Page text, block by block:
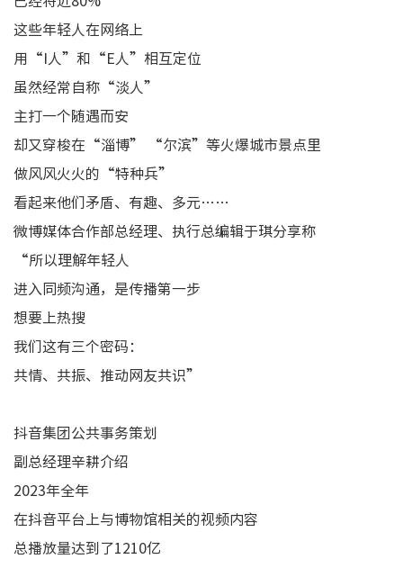
这些年轻人在网络上
用“I人”和“E人”相互定位
虽然经常自称“淡人”
主打一个随遇而安
却又穿梭在“淄博” “尔滨”等火爆城市景点里
做风风火火的“特种兵”
看起来他们矛盾、有趣、多元……
微博媒体合作部总经理、执行总编辑于琪分享称
“所以理解年轻人
进入同频沟通，是传播第一步
想要上热搜
我们这有三个密码：
共情、共振、推动网友共识”
抖音集团公共事务策划
副总经理辛耕介绍
2023年全年
在抖音平台上与博物馆相关的视频内容
总播放量达到了1210亿